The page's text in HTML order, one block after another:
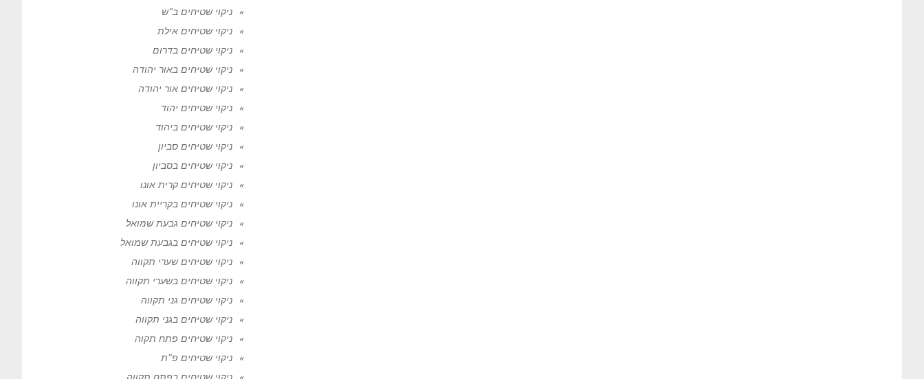
ניקוי שטיחים ב"ש
ניקוי שטיחים אילת
ניקוי שטיחים בדרום
ניקוי שטיחים באור יהודה
ניקוי שטיחים אור יהודה
ניקוי שטיחים יהוד
ניקוי שטיחים ביהוד
ניקוי שטיחים סביון
ניקוי שטיחים בסביון
ניקוי שטיחים קרית אונו
ניקוי שטיחים בקריית אונו
ניקוי שטיחים גבעת שמואל
ניקוי שטיחים בגבעת שמואל
ניקוי שטיחים שערי תקווה
ניקוי שטיחים בשערי תקווה
ניקוי שטיחים גני תקווה
ניקוי שטיחים בגני תקווה
ניקוי שטיחים פתח תקוה
ניקוי שטיחים פ"ת